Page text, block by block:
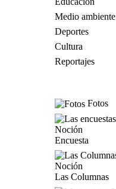
Medio ambiente
Deportes
Cultura
Reportajes
Fotos
Encuesta
Las Columnas